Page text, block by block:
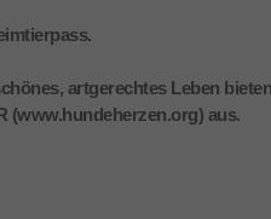
artgerechtes Leben
(www.hundeherzen.org) aus.